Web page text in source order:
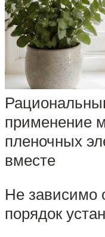
применение
пленочных
вместе
Не зависимо
порядок